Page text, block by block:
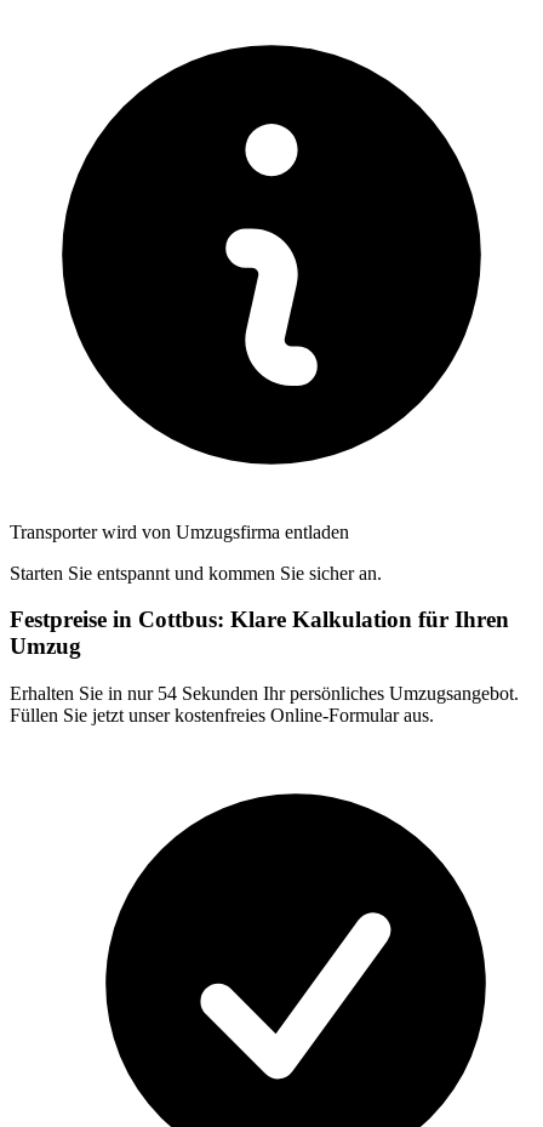
Transporter wird von Umzugsfirma entladen
Starten Sie entspannt und kommen Sie sicher an.
Festpreise in Cottbus: Klare Kalkulation für Ihren
Umzug
Erhalten Sie in nur 54 Sekunden Ihr persönliches Umzugsangebot.
Füllen Sie jetzt unser kostenfreies Online-Formular aus.